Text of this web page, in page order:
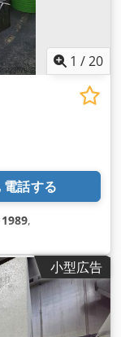
1 /20
電話する
1989,
小型広告